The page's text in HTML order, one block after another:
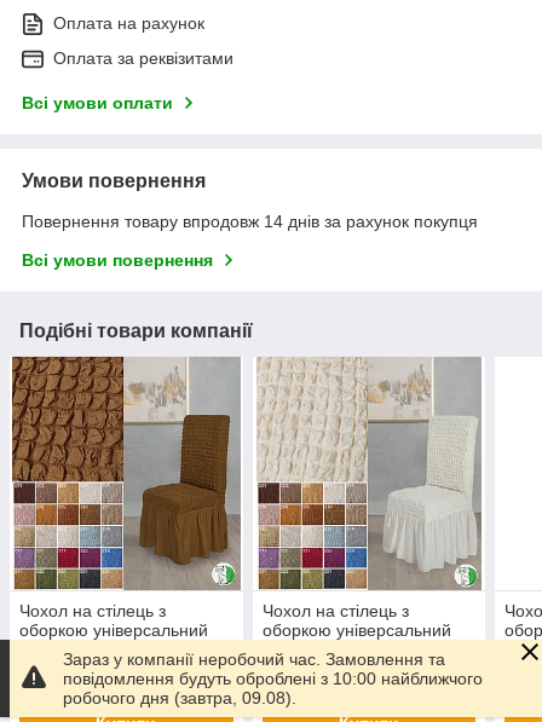
Оплата на рахунок
Оплата за реквізитами
Всі умови оплати
Умови повернення
Повернення товару впродовж 14 днів за рахунок покупця
Всі умови повернення
Подібні товари компанії
Чохол на стілець з
оборкою універсальний
жатка-креш преміум
міцний Venera Туреччина
темно-бежевий
299 ₴
Чохол на стілець з
оборкою універсальний
жатка-креш преміум
міцний Venera Туреччина
крем
299₴
Зараз у компанії неробочий час. Замовлення та
повідомлення будуть оброблені з 10:00 найближчого
робочого дня (завтра, 09.08).